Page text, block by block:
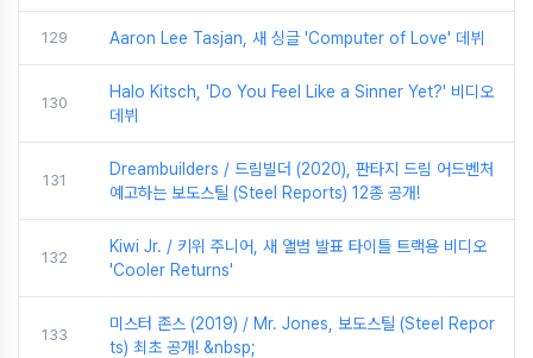
129 Aaron Lee Tasjan, 새 싱글 'Computer of Love' 데뷔
130
Halo Kitsch, 'Do You Feel Like a Sinner Yet?' 비디오
데뷔
131
Dreambuilders / 드림빌더 (2020), 판타지 드림 어드벤처
예고하는 보도스틸 (Steel Reports) 12종 공개!
132
Kiwi Jr. / 키위 주니어, 새 앨범 발표 타이틀 트랙용 비디오
'Cooler Returns'
133
미스터 존스 (2019) / Mr. Jones, 보도스틸 (Steel Repor
ts) 최초 공개! &nbsp;